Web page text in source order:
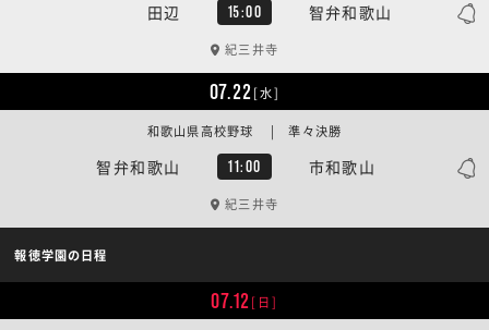
田辺 15:00 智弁和歌山
紀三井寺
07.22[水]
智弁和歌山 11:00 市和歌山
和歌山県高校野球 | 準々決勝
紀三井寺
報徳学園の日程
07.12[日]